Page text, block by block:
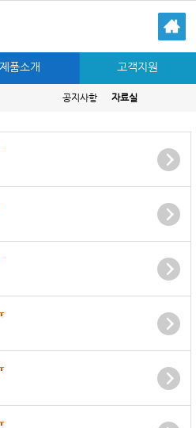
제품소개 고객지원
공지사항 자료실